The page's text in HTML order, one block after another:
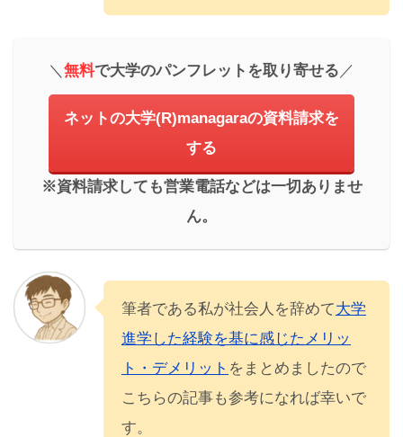
＼ 無料で大学のパンフレットを取り寄せる ／
ネットの大学(R)managaraの資料請求を
する
※資料請求しても営業電話などは一切ありませ
ん。
筆者である私が社会人を辞めて大学
進学した経験を基に感じたメリッ
ト・デメリット をまとめましたので
こちらの記事も参考になれば幸いで
す。